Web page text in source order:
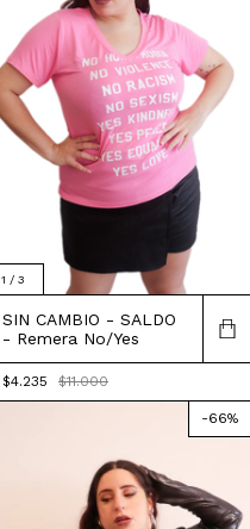
1 / 3
SIN CAMBIO - SALDO
- Remera No/Yes
$4.235 $11.000
-66%